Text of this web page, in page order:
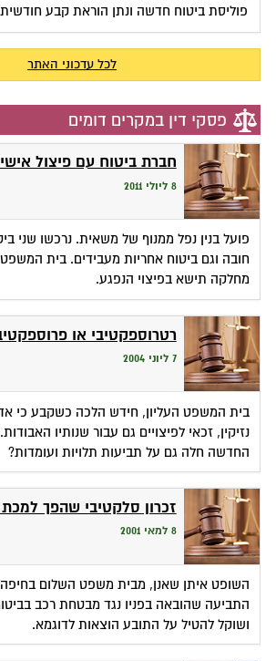
פוליסת ביטוח חדשה ונתן הוראת קבע
לכל עדכוני האתר
פסקי דין במקרים דומים
חברת ביטוח עם פיצול
8 ליולי 2011
פועל בנין נפל ממנוף של משאית. נרכשו שני
חובה וגם ביטוח אחריות מעבידים. בית
מחלקה תישא בפיצוי הנפגע.
רטרוספקטיבי או
7 ליוני 2004
בית המשפט העליון, חידש הלכה כשקבע כי
נזיקין, זכאי לפיצויים גם עבור שנותיו
החדשה חלה גם על תביעות תלויות ועומדות?
זכרון סלקטיבי שהפך למכת
8 למאי 2001
השופט איתן שאנן, מבית משפט השלום
התביעה שהובאה בפניו נגד מבטחת רכב
ושוקל להטיל על התובע הוצאות לדוגמא.